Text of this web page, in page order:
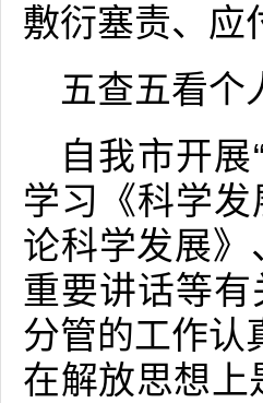
敷衍塞责、应
五查五看个
自我市开
学习《科学
论科学发展
重要讲话等
分管的工作认
在解放思想上